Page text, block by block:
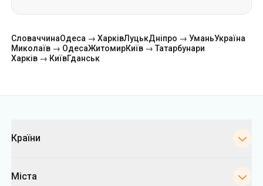
СловаччинаОдеса → ХарківЛуцькДніпро → УманьУкраїна
Миколаїв → ОдесаЖитомирКиїв → Татарбунари
Харків → КиївГданськ
Країни
Міста